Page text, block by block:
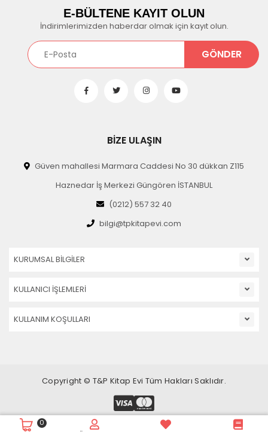
0
E-BÜLTENE KAYIT OLUN
İndirimlerimizden haberdar olmak için kayıt olun.
BİZE ULAŞIN
Güven mahallesi Marmara Caddesi No 30 dükkan Z115
Haznedar İş Merkezi Güngören İSTANBUL
(0212) 557 32 40
bilgi@tpkitapevi.com
KURUMSAL BİLGİLER
KULLANICI İŞLEMLERİ
KULLANIM KOŞULLARI
Copyright © T&P Kitap Evi Tüm Hakları Saklıdır.
Pro ticaretE Ticaret Sitesi Yazılımı İle Hazırlanmıştır.